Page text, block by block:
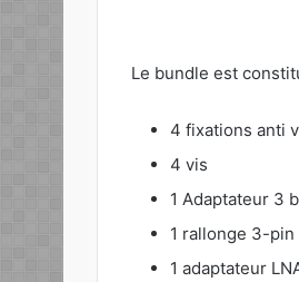
Le bundle est
4 fixations anti
4 vis
1 Adaptateur 3
1 rallonge 3-pin
1 adaptateur